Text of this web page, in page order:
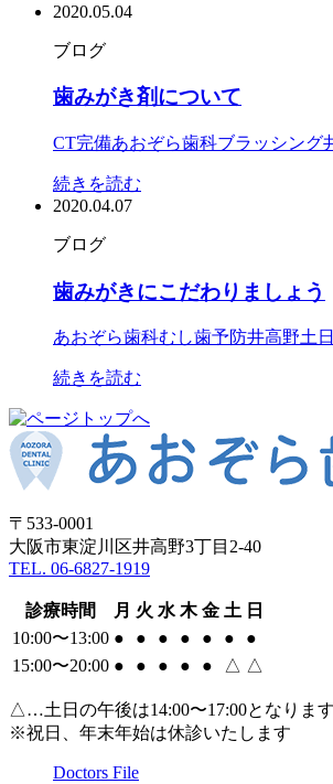
2020.05.04
ブログ
歯みがき剤について
CT完備あおぞら歯科ブラッシング
続きを読む
2020.04.07
ブログ
歯みがきにこだわりましょう
あおぞら歯科むし歯予防井高野土
続きを読む
〒533-0001
大阪市東淀川区井高野3丁目2-40
TEL. 06-6827-1919
診療時間 月 火 水 木 金 土 日
10:00〜13:00 ● ● ● ● ● ●
●
15:00〜20:00 ● ● ● ● ● △ △
△…土日の午後は14:00〜17:00となります
※祝日、年末年始は休診いたします
Doctors File